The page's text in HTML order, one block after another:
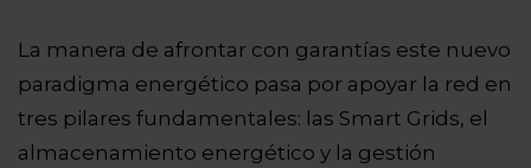
La manera de afrontar con garantías este nuevo
paradigma energético pasa por apoyar la red en
tres pilares fundamentales: las Smart Grids, el
almacenamiento energético y la gestión